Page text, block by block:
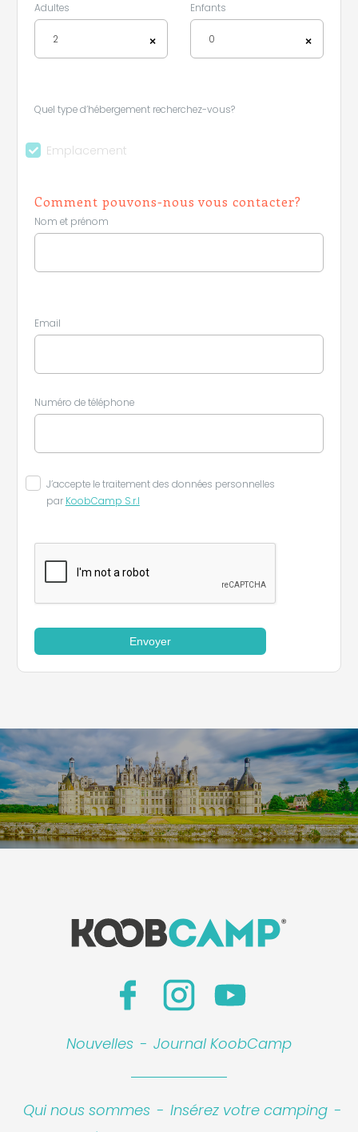
Adultes
×
2
Enfants
×
0
Quel type d’hébergement recherchez-vous?
Emplacement
Comment pouvons-nous vous contacter?
Nom et prénom
Email
Numéro de téléphone
J’accepte le traitement des données personnelles
par KoobCamp S.r.l
Envoyer
Nouvelles - Journal KoobCamp
Qui nous sommes - Insérez votre camping -